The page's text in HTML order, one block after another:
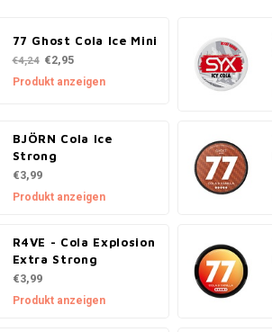
77 Ghost Cola Ice Mini
€4,24 €2,95
Produkt anzeigen
BJÖRN Cola Ice
Strong
€3,99
Produkt anzeigen
R4VE - Cola Explosion
Extra Strong
€3,99
Produkt anzeigen